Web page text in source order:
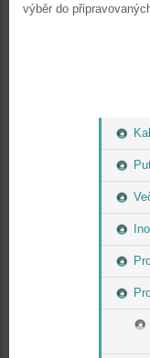
výběr do